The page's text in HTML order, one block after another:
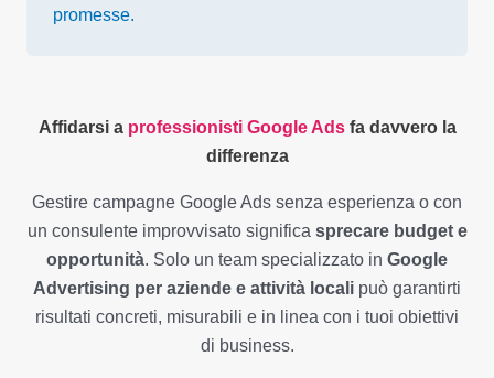
promesse.
Affidarsi a professionisti Google Adsfa davvero la
differenza
Gestire campagne Google Ads senza esperienza o con
un consulente improvvisato significa sprecare budget e
opportunità. Solo un team specializzato in Google
Advertising per aziende e attività locali può garantirti
risultati concreti, misurabili e in linea con i tuoi obiettivi
di business.